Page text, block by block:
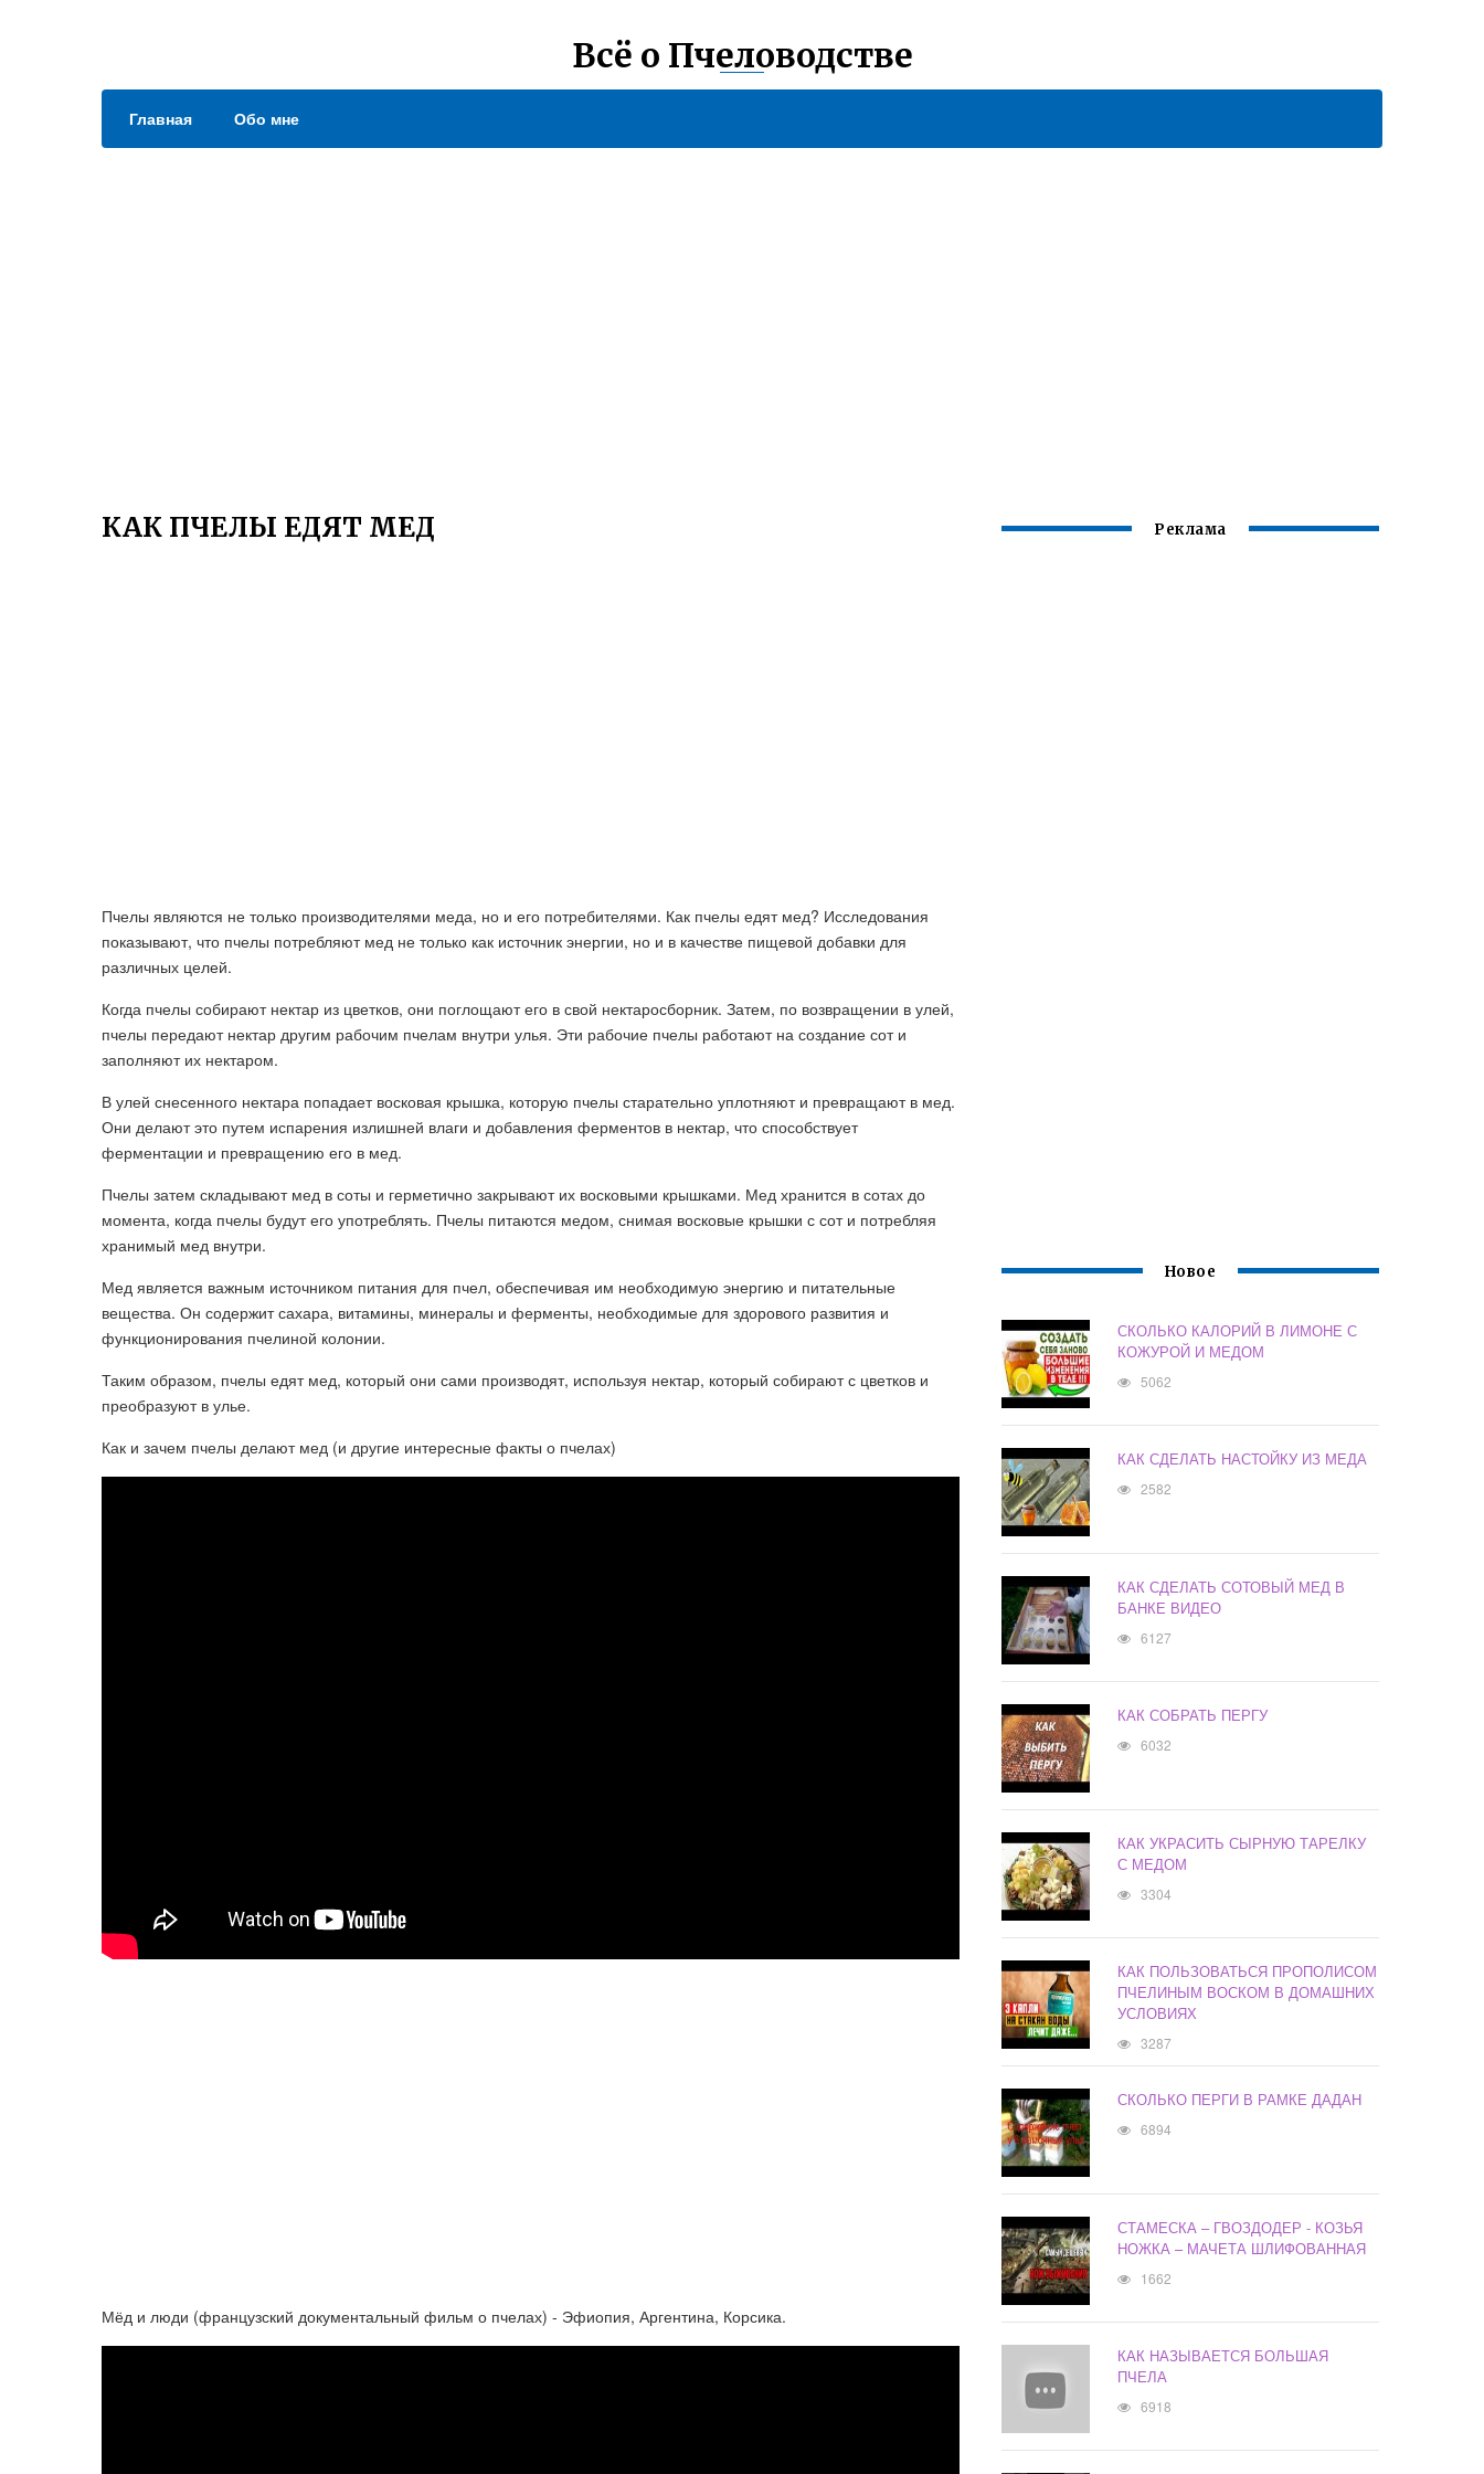
Всё о Пчеловодстве
Главная Обо мне
КАК ПЧЕЛЫ ЕДЯТ МЕД
Пчелы являются не только производителями меда, но и его потребителями. Как пчелы едят мед? Исследования
показывают, что пчелы потребляют мед не только как источник энергии, но и в качестве пищевой добавки для
различных целей.
Когда пчелы собирают нектар из цветков, они поглощают его в свой нектаросборник. Затем, по возвращении в улей,
пчелы передают нектар другим рабочим пчелам внутри улья. Эти рабочие пчелы работают на создание сот и
заполняют их нектаром.
В улей снесенного нектара попадает восковая крышка, которую пчелы старательно уплотняют и превращают в мед.
Они делают это путем испарения излишней влаги и добавления ферментов в нектар, что способствует
ферментации и превращению его в мед.
Пчелы затем складывают мед в соты и герметично закрывают их восковыми крышками. Мед хранится в сотах до
момента, когда пчелы будут его употреблять. Пчелы питаются медом, снимая восковые крышки с сот и потребляя
хранимый мед внутри.
Мед является важным источником питания для пчел, обеспечивая им необходимую энергию и питательные
вещества. Он содержит сахара, витамины, минералы и ферменты, необходимые для здорового развития и
функционирования пчелиной колонии.
Таким образом, пчелы едят мед, который они сами производят, используя нектар, который собирают с цветков и
преобразуют в улье.
Как и зачем пчелы делают мед (и другие интересные факты о пчелах)
Мёд и люди (французский документальный фильм о пчелах) - Эфиопия, Аргентина, Корсика.
Реклама
Новое
СКОЛЬКО КАЛОРИЙ В ЛИМОНЕ С
КОЖУРОЙ И МЕДОМ
5062
КАК СДЕЛАТЬ НАСТОЙКУ ИЗ МЕДА
2582
КАК СДЕЛАТЬ СОТОВЫЙ МЕД В
БАНКЕ ВИДЕО
6127
КАК СОБРАТЬ ПЕРГУ
6032
КАК УКРАСИТЬ СЫРНУЮ ТАРЕЛКУ
С МЕДОМ
3304
КАК ПОЛЬЗОВАТЬСЯ ПРОПОЛИСОМ
ПЧЕЛИНЫМ ВОСКОМ В ДОМАШНИХ
УСЛОВИЯХ
3287
СКОЛЬКО ПЕРГИ В РАМКЕ ДАДАН
6894
СТАМЕСКА – ГВОЗДОДЕР - КОЗЬЯ
НОЖКА – МАЧЕТА ШЛИФОВАННАЯ
1662
КАК НАЗЫВАЕТСЯ БОЛЬШАЯ
ПЧЕЛА
6918